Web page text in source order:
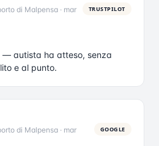
di Malpensa · mar
TRUSTPILOT
— autista ha atteso, senza
e al punto.
di Malpensa · mar
GOOGLE